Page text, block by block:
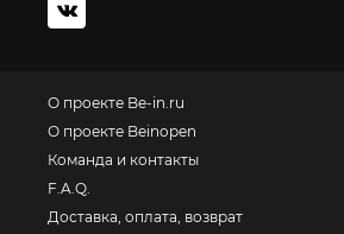
О проекте Be-in.ru
О проекте Beinopen
Команда и контакты
F.A.Q.
Доставка, оплата, возврат